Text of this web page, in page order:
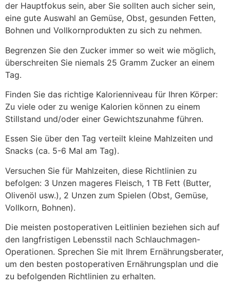
der Hauptfokus sein, aber Sie sollten auch sicher sein,
eine gute Auswahl an Gemüse, Obst, gesunden Fetten,
Bohnen und Vollkornprodukten zu sich zu nehmen.
Begrenzen Sie den Zucker immer so weit wie möglich,
überschreiten Sie niemals 25 Gramm Zucker an einem
Tag.
Finden Sie das richtige Kalorienniveau für Ihren Körper:
Zu viele oder zu wenige Kalorien können zu einem
Stillstand und/oder einer Gewichtszunahme führen.
Essen Sie über den Tag verteilt kleine Mahlzeiten und
Snacks (ca. 5-6 Mal am Tag).
Versuchen Sie für Mahlzeiten, diese Richtlinien zu
befolgen: 3 Unzen mageres Fleisch, 1 TB Fett (Butter,
Olivenöl usw.), 2 Unzen zum Spielen (Obst, Gemüse,
Vollkorn, Bohnen).
Die meisten postoperativen Leitlinien beziehen sich auf
den langfristigen Lebensstil nach Schlauchmagen-
Operationen. Sprechen Sie mit Ihrem Ernährungsberater,
um den besten postoperativen Ernährungsplan und die
zu befolgenden Richtlinien zu erhalten.